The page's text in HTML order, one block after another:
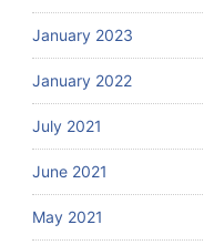
January 2023
January 2022
July 2021
June 2021
May 2021